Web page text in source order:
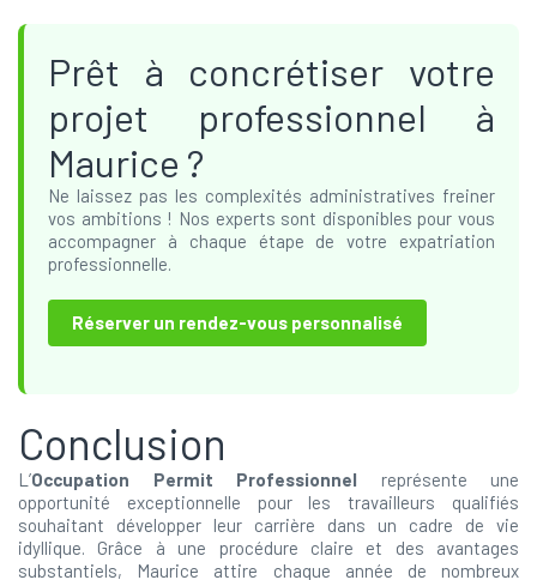
Prêt à concrétiser votre
projet professionnel à
Maurice ?
Ne laissez pas les complexités administratives freiner
vos ambitions ! Nos experts sont disponibles pour vous
accompagner à chaque étape de votre expatriation
professionnelle.
Réserver un rendez-vous personnalisé
Conclusion
L’Occupation Permit Professionnel représente une
opportunité exceptionnelle pour les travailleurs qualifiés
souhaitant développer leur carrière dans un cadre de vie
idyllique. Grâce à une procédure claire et des avantages
substantiels, Maurice attire chaque année de nombreux